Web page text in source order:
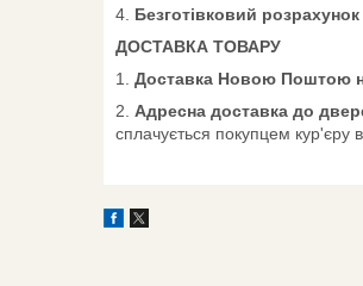
4. Безготівковий
ДОСТАВКА ТОВАРУ
1.
Доставка Новою Поштою
2. Адресна доставка до
сплачується покупцем кур'єру